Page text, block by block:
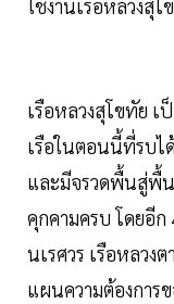
ใช้งานเรือหลวงสุ
เรือหลวงสุโขทัย เ
เรือในตอนนี้ที่รบไ
และมีจรวดพื้นสู่พื้
คุกคามครบ โดยอีก
นเรศวร เรือหลวง
แผนความต้องการ